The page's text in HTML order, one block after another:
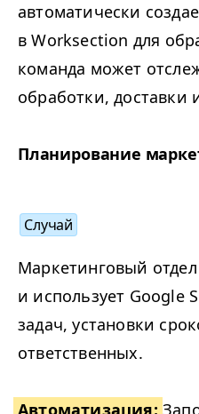
автоматически
в Work­sec­tion для
команда может
обработки, доставки
Планирование
Случай
Маркетинговый
и использует Google
задач, установки
ответственных.